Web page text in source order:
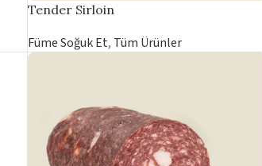
Tender Sirloin
Füme Soğuk Et, Tüm Ürünler